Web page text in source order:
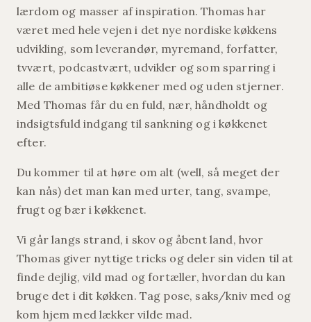
lærdom og masser af inspiration. Thomas har
været med hele vejen i det nye nordiske køkkens
udvikling, som leverandør, myremand, forfatter,
tvvært, podcastvært, udvikler og som sparring i
alle de ambitiøse køkkener med og uden stjerner.
Med Thomas får du en fuld, nær, håndholdt og
indsigtsfuld indgang til sankning og i køkkenet
efter.
Du kommer til at høre om alt (well, så meget der
kan nås) det man kan med urter, tang, svampe,
frugt og bær i køkkenet.
Vi går langs strand, i skov og åbent land, hvor
Thomas giver nyttige tricks og deler sin viden til at
finde dejlig, vild mad og fortæller, hvordan du kan
bruge det i dit køkken. Tag pose, saks/kniv med og
kom hjem med lækker vilde mad.